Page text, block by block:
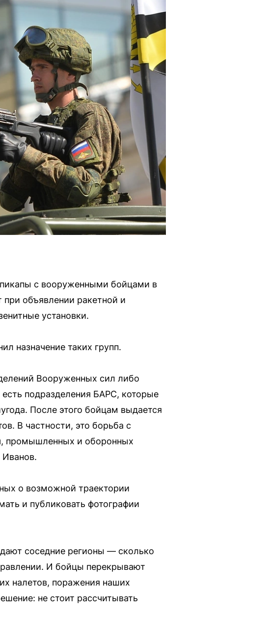
пикапы с вооруженными бойцами в
объявлении ракетной и
установки.
назначение таких групп.
Вооруженных сил либо
подразделения БАРС, которые
После этого бойцам выдается
В частности, это борьба с
промышленных и оборонных
Иванов.
о возможной траектории
и публиковать фотографии
соседние регионы — сколько
И бойцы перекрывают
налетов, поражения наших
не стоит рассчитывать